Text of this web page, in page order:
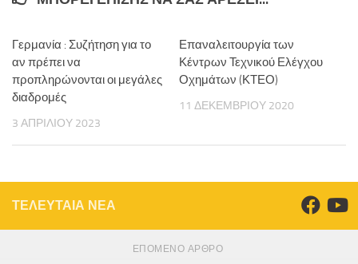
Γερμανία : Συζήτηση για το
αν πρέπει να
προπληρώνονται οι μεγάλες
διαδρομές
3 ΑΠΡΙΛΊΟΥ 2023
Επαναλειτουργία των
Κέντρων Τεχνικού Ελέγχου
Οχημάτων (ΚΤΕΟ)
11 ΔΕΚΕΜΒΡΊΟΥ 2020
ΤΕΛΕΥΤΑΙΑ ΝΕΑ
ΕΠΌΜΕΝΟ ΆΡΘΡΟ